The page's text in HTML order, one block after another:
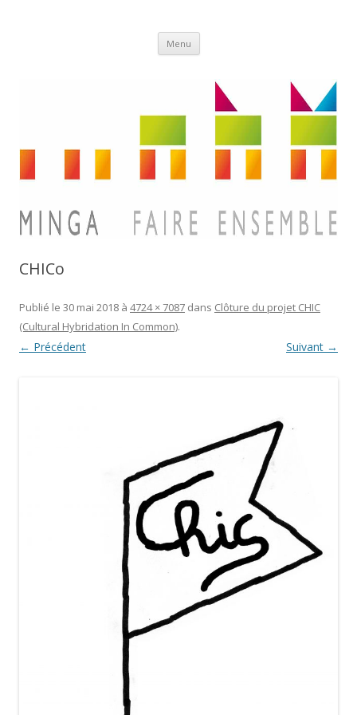
Menu Aller
contenu
CHICo
Publié le 30 mai 2018 à 4724 × 7087 dans Clôture du projet CHIC
(Cultural Hybridation In Common).
← Précédent Suivant →